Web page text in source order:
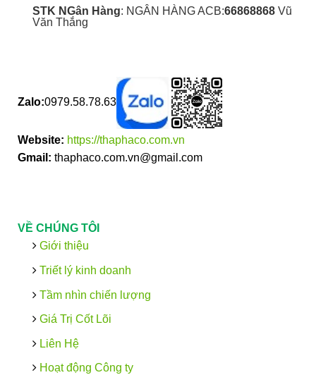
STK NGân Hàng: NGÂN HÀNG ACB:66868868Vũ
Văn Thắng
Zalo:0979.58.78.63
Website: https://thaphaco.com.vn
Gmail: thaphaco.com.vn@gmail.com
VỀ CHÚNG TÔI
Giới thiệu
Triết lý kinh doanh
Tầm nhìn chiến lượng
Giá Trị Cốt Lõi
Liên Hệ
Hoạt động Công ty